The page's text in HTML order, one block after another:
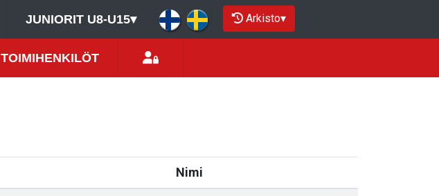
JUNIORIT U8-U15▾ Arkisto▾
TOIMIHENKILÖT
Nimi